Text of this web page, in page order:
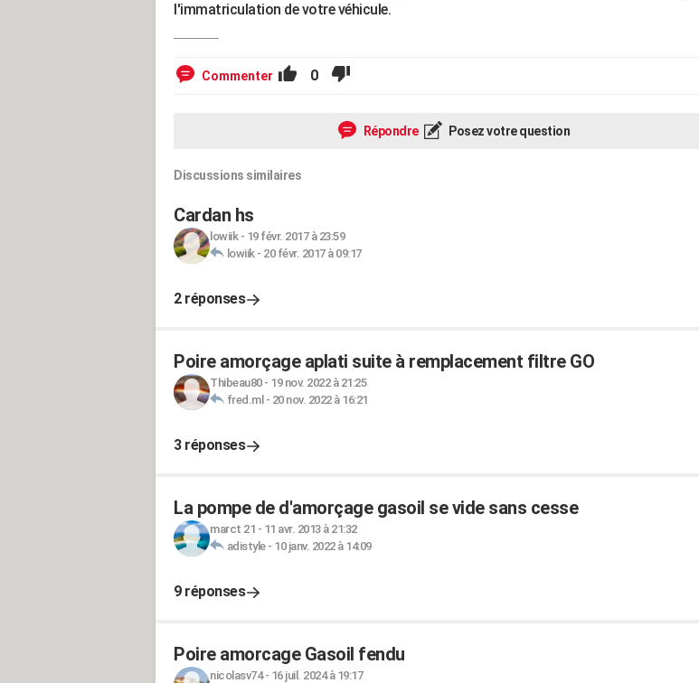
l'immatriculation de votre véhicule.
Commenter 0
Répondre Posez votre question
Discussions similaires
Cardan hs
lowiik- 19 févr. 2017 à 23:59
lowiik- 20 févr. 2017 à 09:17
2 réponses
Poire amorçage aplati suite à remplacement filtre GO
Thibeau80- 19 nov. 2022 à 21:25
fred.ml - 20 nov. 2022 à 16:21
3 réponses
La pompe de d'amorçage gasoil se vide sans cesse
marct 21 - 11 avr. 2013 à 21:32
adistyle- 10 janv. 2022 à 14:09
9 réponses
Poire amorcage Gasoil fendu
nicolasv74- 16 juil. 2024 à 19:17